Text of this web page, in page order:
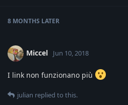
8 MONTHS LATER
Miccel Jun 10, 2018
I link non funzionano più
julian replied to this.